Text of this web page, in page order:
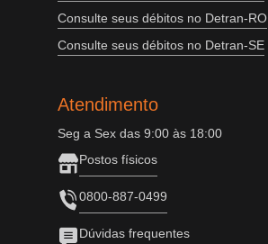
Consulte seus débitos no Detran-RO
Consulte seus débitos no Detran-SE
Atendimento
Seg a Sex das 9:00 às 18:00
Postos físicos
0800-887-0499
Dúvidas frequentes